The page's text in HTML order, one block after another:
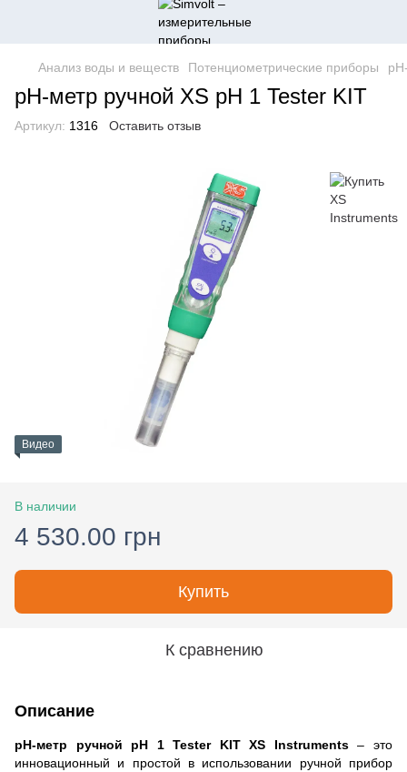
Анализ воды и веществ Потенциометрические приборы
pH-метр ручной XS pH 1 Tester KIT
Артикул: 1316 Оставить отзыв
Видео
В наличии
4 530.00 грн
Купить
К сравнению
Описание
pH-метр ручной pH 1 Tester KIT XS Instruments– это
инновационный и простой в использовании ручной прибор